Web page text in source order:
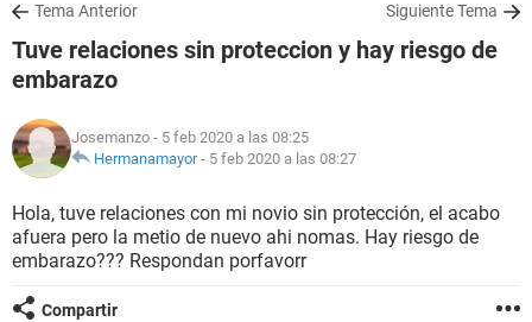
SALUD
FAMILIA
NUTRICIÓN
SEXUALIDAD
GLOSARIO
Tema Anterior Siguiente Tema
Tuve relaciones sin proteccion y hay riesgo de
embarazo
Josemanzo - 5 feb 2020 a las 08:25
Hermanamayor- 5 feb 2020 a las 08:27
Hola, tuve relaciones con mi novio sin protección, el acabo
afuera pero la metio de nuevo ahi nomas. Hay riesgo de
embarazo??? Respondan porfavorr
Compartir